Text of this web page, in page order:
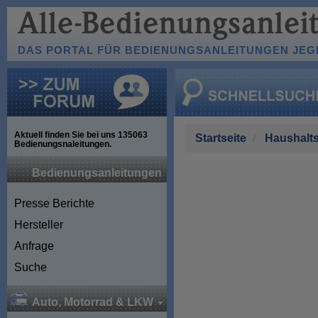
DAS PORTAL FÜR BEDIENUNGSANLEITUNGEN
Aktuell finden Sie bei uns 135063
Bedienungsnaleitungen.
Bedienungsanleitungen
Presse Berichte
Hersteller
Anfrage
Suche
Auto, Motorrad & LKW
Startseite